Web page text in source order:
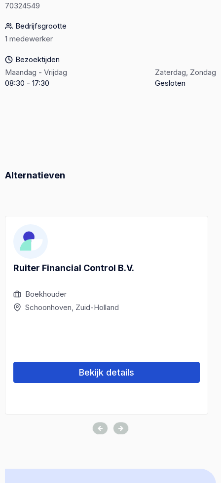
70324549
Bedrijfsgrootte
1 medewerker
Bezoektijden
Maandag - Vrijdag
08:30 - 17:30
Zaterdag, Zondag
Gesloten
Alternatieven
Ruiter Financial Control B.V.
Boekhouder
Schoonhoven, Zuid-Holland
Bekijk details